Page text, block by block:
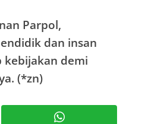
Parpol,
dan insan
kebijakan demi
(*zn)